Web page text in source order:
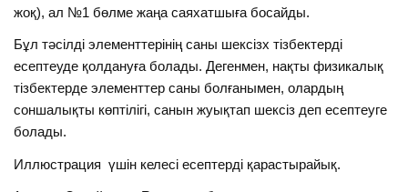
жоқ), ал №1 бөлме жаңа саяхатшыға босайды.
Бұл тәсілді элементтерінің саны шексізх тізбектерді
есептеуде қолдануға болады. Дегенмен, нақты физикалық
тізбектерде элементтер саны болғанымен, олардың
соншалықты көптілігі, санын жуықтап шексіз деп есептеуге
болады.
Иллюстрация үшін келесі есептерді қарастырайық.